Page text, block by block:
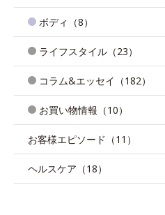
ボディ（8）
ライフスタイル（23）
コラム&エッセイ（182）
お買い物情報（10）
お客様エピソード（11）
ヘルスケア（18）